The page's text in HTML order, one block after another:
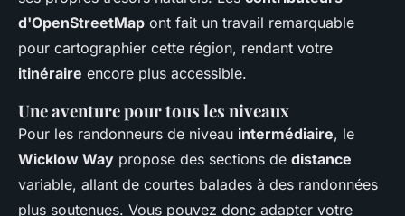
d'OpenStreetMap ont fait un travail remarquable
pour cartographier cette région, rendant votre
itinéraire encore plus accessible.
Une aventure pour tous les niveaux
Pour les randonneurs de niveau intermédiaire, le
Wicklow Way propose des sections de distance
variable, allant de courtes balades à des randonnées
plus soutenues. Vous pouvez donc adapter votre